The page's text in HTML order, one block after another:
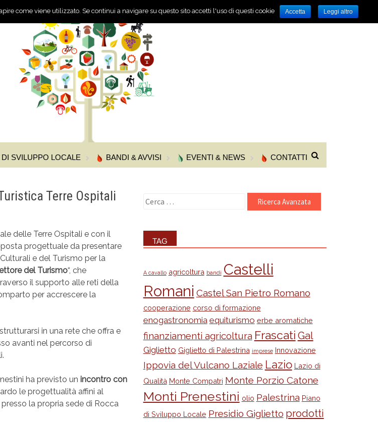
SVILUPPO LOCALE BANDI & AVVISI EVENTI & NEWS CONTATTI
Terre Ospitali
delle Terre Ospitali e con il
progettuale da presentare
e del Turismo per la
del Turismo“, che
il supporto alle reti della
per accrescere la
in una rete che offra e
avanti nel percorso di
ha previsto un incontro con
le progettualità affini al
presso la propria sede di Rocca
Ricerca
TAG
A cavallo agricoltura bandi Castelli
Romani Castel San Pietro Romano
cooperazione corso di formazione
enogastronomia equiturismo erbe aromatiche
finanziamenti agricoltura Frascati Gal
Giglietto Giglietto di Palestrina imprese Innovazione
Ippovia del Vulcano Laziale Lazio Lazio di
Qualità Monte Compatri Monte Porzio Catone
Monti Prenestini olio Palestrina Piano
di Sviluppo Locale Presidio Giglietto prodotti
come viene utilizzato. Se continui a navigare su questo sito accetti l'uso di questi cookie Accetta Leggi altro